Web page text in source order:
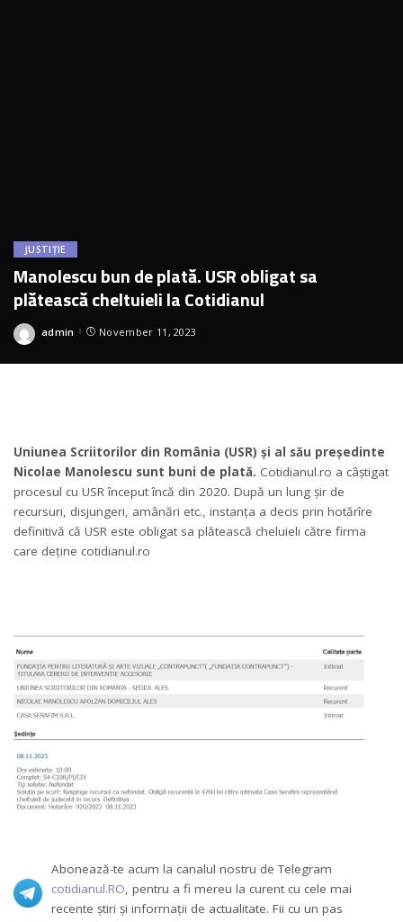
JUSTIȚIE
Manolescu bun de plată. USR obligat sa
plătească cheltuieli la Cotidianul
Posted
admin November 11, 2023
Uniunea Scriitorilor din România (USR) și al său președinte
Nicolae Manolescu sunt buni de plată. Cotidianul.ro a câștigat
procesul cu USR început încă din 2020. După un lung șir de
recursuri, disjungeri, amânări etc., instanța a decis prin hotărîre
definitivă că USR este obligat sa plătească cheluieli către firma
care deține cotidianul.ro
Abonează-te acum la canalul nostru de Telegram
cotidianul.RO, pentru a fi mereu la curent cu cele mai
recente știri și informații de actualitate. Fii cu un pas